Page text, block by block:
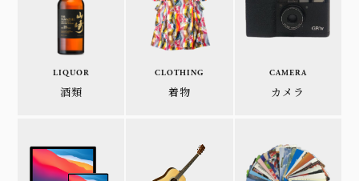
LIQUOR
酒類
CLOTHING
着物
CAMERA
カメラ